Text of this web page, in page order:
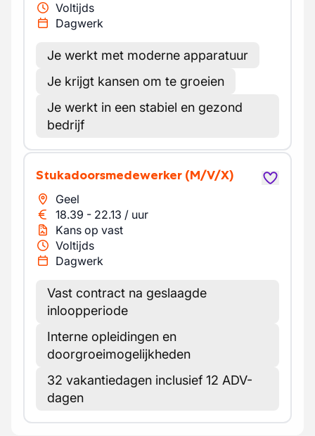
Voltijds
Dagwerk
Je werkt met moderne apparatuur
Je krijgt kansen om te groeien
Je werkt in een stabiel en gezond
bedrijf
Stukadoorsmedewerker (M/V/X)
Geel
18.39 - 22.13 / uur
Kans op vast
Voltijds
Dagwerk
Vast contract na geslaagde
inloopperiode
Interne opleidingen en
doorgroeimogelijkheden
32 vakantiedagen inclusief 12 ADV-
dagen